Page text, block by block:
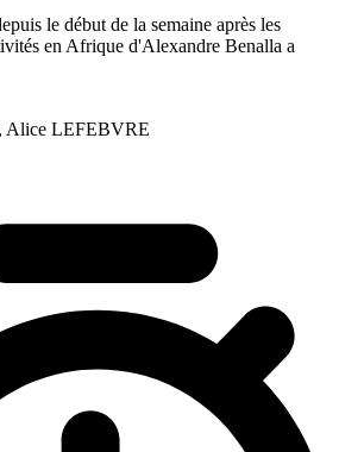
le début de la semaine après les
en Afrique d'Alexandre Benalla a
Alice LEFEBVRE